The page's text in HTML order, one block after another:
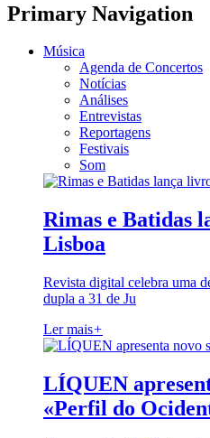
Primary Navigation
Música
Agenda de Concertos
Notícias
Análises
Entrevistas
Reportagens
Festivais
Som
Rimas e Batidas
Lisboa
Revista digital celebra uma
dupla a 31 de Ju
Ler mais+
LÍQUEN
«Perfil do